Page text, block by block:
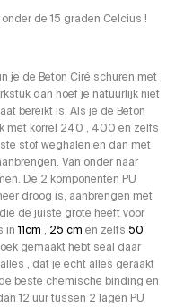
de 15 graden Celcius !
je de Beton Ciré schuren met
dan hoef je natuurlijk niet
bereikt is. Als je de Beton
met korrel 240 , 400 en zelfs
stof weghalen en dan met
Van onder naar
De 2 komponenten PU
droog is, aanbrengen met
de juiste grote heeft voor
in11cm , 25 cm en zelfs 50
gemaakt hebt seal daar
, dat je echt alles geraakt
beste chemische binding en
12 uur tussen 2 lagen PU